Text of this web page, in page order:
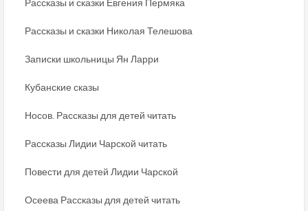
Рассказы и сказки Евгения Пермяка
Рассказы и сказки Николая Телешова
Записки школьницы Ян Ларри
Кубанские сказы
Носов. Рассказы для детей читать
Рассказы Лидии Чарской читать
Повести для детей Лидии Чарской
Осеева Рассказы для детей читать